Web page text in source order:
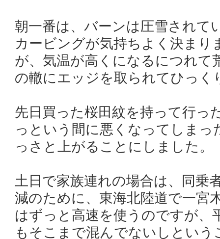
朝一番は、バーンは圧雪されて
カービングが気持ちよく決まり
が、気温が高くになるにつれて
の轍にエッジを取られてひっく
先日買った桜田紋を持って行っ
っという間に悪くなってしま
っさと上がることにしました。
土日で家族連れの場合は、同乗
減のために、東海北陸道で一宮
はずっと高速を使うのですが、
もそこまで混んでないしとい